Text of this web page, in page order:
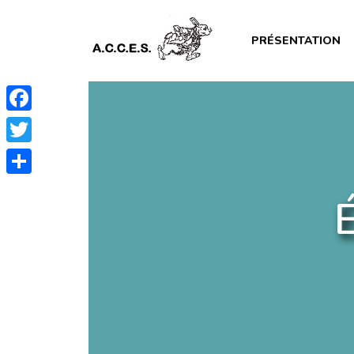
PRÉSENTATION
Facebook
Twitter